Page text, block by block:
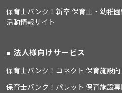
保育士バンク！新卒 保育士・幼稚
活動情報サイト
法人様向けサービス
保育士バンク！コネクト 保育施設
保育士バンク！パレット 保育施設